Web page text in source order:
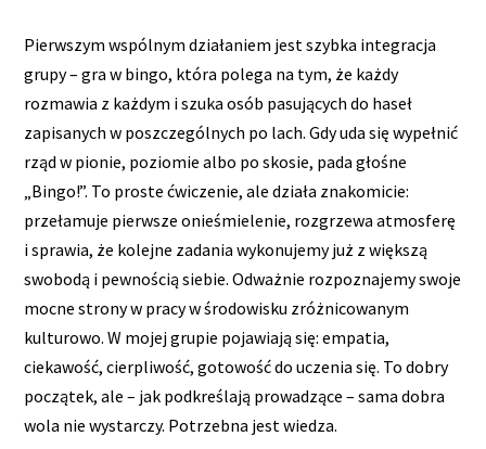
Pierwszym wspólnym działaniem jest szybka integracja
grupy – gra w bingo, która polega na tym, że każdy
rozmawia z każdym i szuka osób pasujących do haseł
zapisanych w poszczególnych po lach. Gdy uda się wypełnić
rząd w pionie, poziomie albo po skosie, pada głośne
„Bingo!”. To proste ćwiczenie, ale działa znakomicie:
przełamuje pierwsze onieśmielenie, rozgrzewa atmosferę
i sprawia, że kolejne zadania wykonujemy już z większą
swobodą i pewnością siebie. Odważnie rozpoznajemy swoje
mocne strony w pracy w środowisku zróżnicowanym
kulturowo. W mojej grupie pojawiają się: empatia,
ciekawość, cierpliwość, gotowość do uczenia się. To dobry
początek, ale – jak podkreślają prowadzące – sama dobra
wola nie wystarczy. Potrzebna jest wiedza.